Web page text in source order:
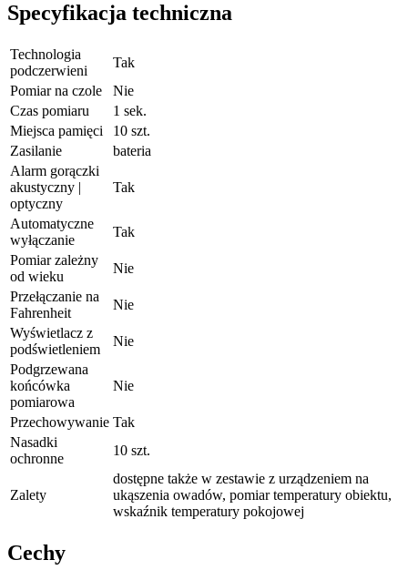
Specyfikacja techniczna
Technologia
podczerwieni
Tak
Pomiar na czole
Nie
Czas pomiaru
1 sek.
Miejsca pamięci
10 szt.
Zasilanie
bateria
Alarm gorączki
akustyczny |
optyczny
Tak
Automatyczne
wyłączanie
Tak
Pomiar zależny
od wieku
Nie
Przełączanie na
Fahrenheit
Nie
Wyświetlacz z
podświetleniem
Nie
Podgrzewana
końcówka
pomiarowa
Nie
Przechowywanie Tak
Nasadki
ochronne
10 szt.
Zalety
dostępne także w zestawie z urządzeniem na
ukąszenia owadów, pomiar temperatury obiektu,
wskaźnik temperatury pokojowej
Cechy